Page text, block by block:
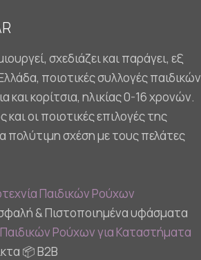
σχεδιάζει και παράγει, εξ
ποιοτικές συλλογές παιδικών
και κορίτσια, ηλικίας 0-16 χρονών.
και οι ποιοτικές επιλογές της
πολύτιμη σχέση με τους πελάτες
Παιδικών Ρούχων
& Πιστοποιημένα υφάσματα
Ρούχων για Καταστήματα
📦 B2B